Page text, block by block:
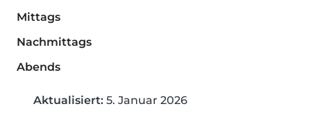
Mittags
Nachmittags
Abends
Aktualisiert: 5. Januar 2026